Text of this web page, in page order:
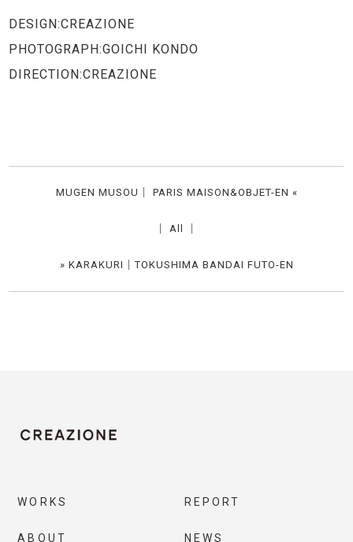
DESIGN:CREAZIONE
PHOTOGRAPH:GOICHI KONDO
DIRECTION:CREAZIONE
MUGEN MUSOU｜ PARIS MAISON&OBJET-EN «
All
» KARAKURI｜TOKUSHIMA BANDAI FUTO-EN
WORKS
ABOUT
REPORT
NEWS